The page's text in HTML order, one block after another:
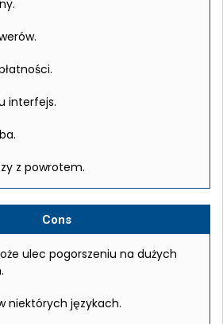
interfejs.
z powrotem.
Cons
ulec pogorszeniu na dużych
niektórych językach.